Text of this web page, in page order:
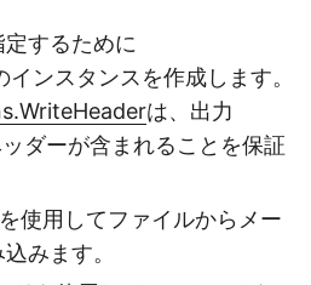
するために
インスタンスを作成します。
は、出力
ダーが含まれることを保証
を使用してファイルからメー
みます。